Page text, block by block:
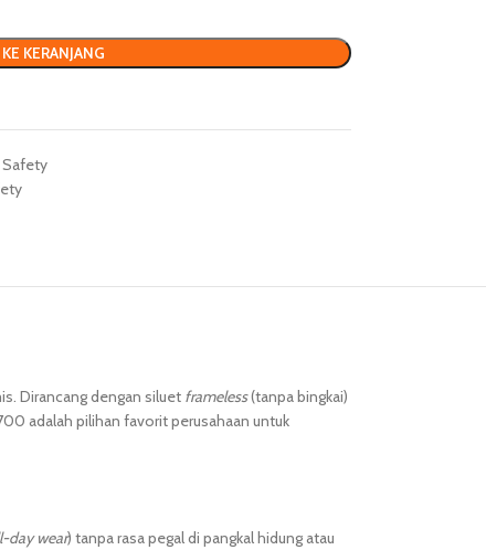
KERANJANG
Safety
Dirancang dengan siluet frameless(tanpa bingkai)
adalah pilihan favorit perusahaan untuk
day wear) tanpa rasa pegal di pangkal hidung atau